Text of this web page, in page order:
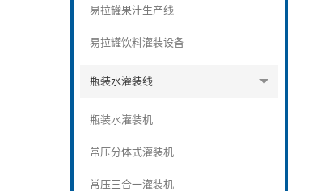
易拉罐果汁生产线
易拉罐饮料灌装设备
瓶装水灌装线
瓶装水灌装机
常压分体式灌装机
常压三合一灌装机